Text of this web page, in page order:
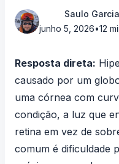
Saulo Garcia
junho 5, 2026•12
Resposta direta:
causado por um
uma córnea com
condição, a luz que
retina em vez de
comum é dificuldade